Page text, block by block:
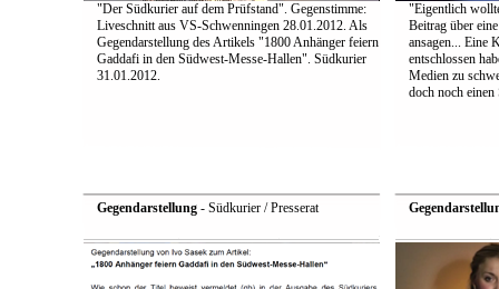
"Der Südkurier auf dem Prüfstand". Gegenstimme:
Liveschnitt aus VS-Schwenningen 28.01.2012. Als
Gegendarstellung des Artikels "1800 Anhänger feiern
Gaddafi in den Südwest-Messe-Hallen". Südkurier
31.01.2012.
"Eigentlich
Beitrag über
ansagen... Eine
entschlossen
Medien zu
doch noch
Gegendarstellung- Südkurier / Presserat